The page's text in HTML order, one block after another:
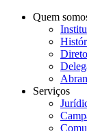
Quem
Serviços